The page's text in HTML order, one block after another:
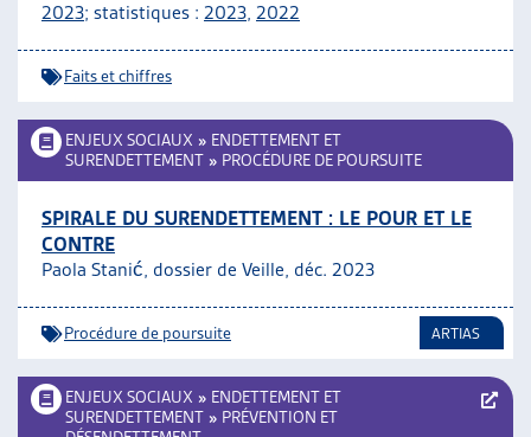
2023; statistiques : 2023, 2022
Faits et chiffres
ENJEUX SOCIAUX » ENDETTEMENT ET
SURENDETTEMENT » PROCÉDURE DE POURSUITE
SPIRALE DU SURENDETTEMENT : LE POUR ET LE
CONTRE
Paola Stanić, dossier de Veille, déc. 2023
Procédure de poursuite ARTIAS
ENJEUX SOCIAUX » ENDETTEMENT ET
SURENDETTEMENT » PRÉVENTION ET